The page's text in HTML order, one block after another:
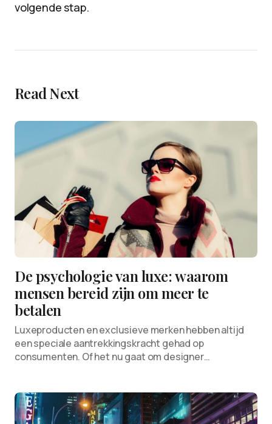
volgende stap.
Read Next
De psychologie van luxe: waarom
mensen bereid zijn om meer te
betalen
Luxeproducten en exclusieve merken hebben altijd
een speciale aantrekkingskracht gehad op
consumenten. Of het nu gaat om designer…